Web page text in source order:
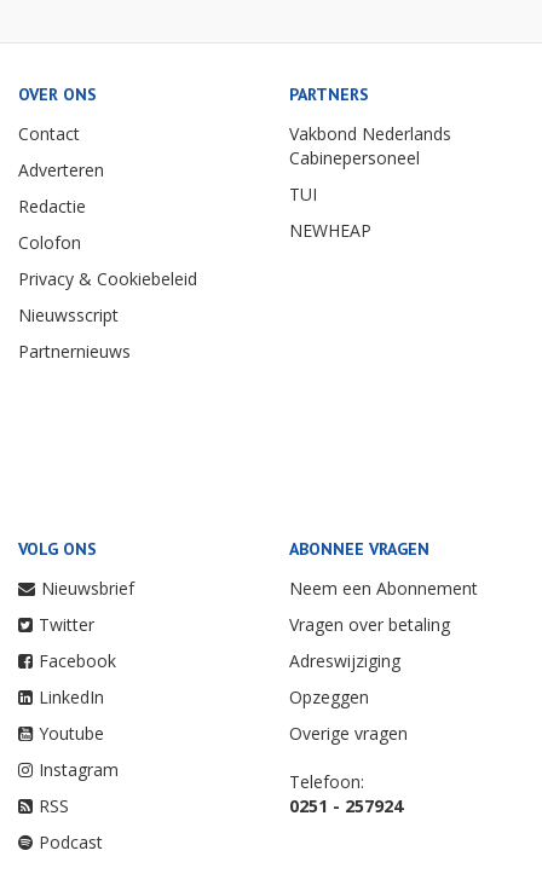
OVER ONS
Contact
Adverteren
Redactie
Colofon
Privacy & Cookiebeleid
Nieuwsscript
Partnernieuws
PARTNERS
Vakbond Nederlands
Cabinepersoneel
TUI
NEWHEAP
VOLG ONS
Nieuwsbrief
Twitter
Facebook
LinkedIn
Youtube
Instagram
RSS
Podcast
ABONNEE VRAGEN
Neem een Abonnement
Vragen over betaling
Adreswijziging
Opzeggen
Overige vragen
Telefoon:
0251 - 257924